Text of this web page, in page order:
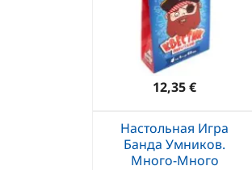
12,35 €
Настольная Игра
Банда Умников.
Много-Много